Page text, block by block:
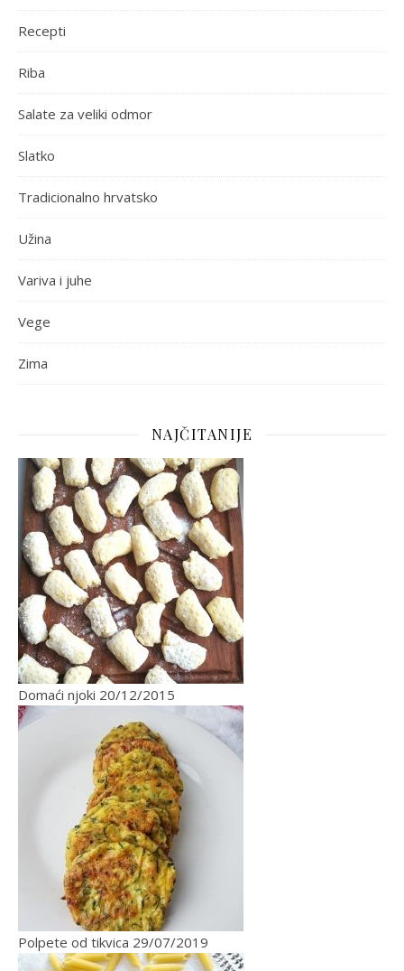
Recepti
Riba
Salate za veliki odmor
Slatko
Tradicionalno hrvatsko
Užina
Variva i juhe
Vege
Zima
NAJČITANIJE
Domaći njoki 20/12/2015
Polpete od tikvica 29/07/2019